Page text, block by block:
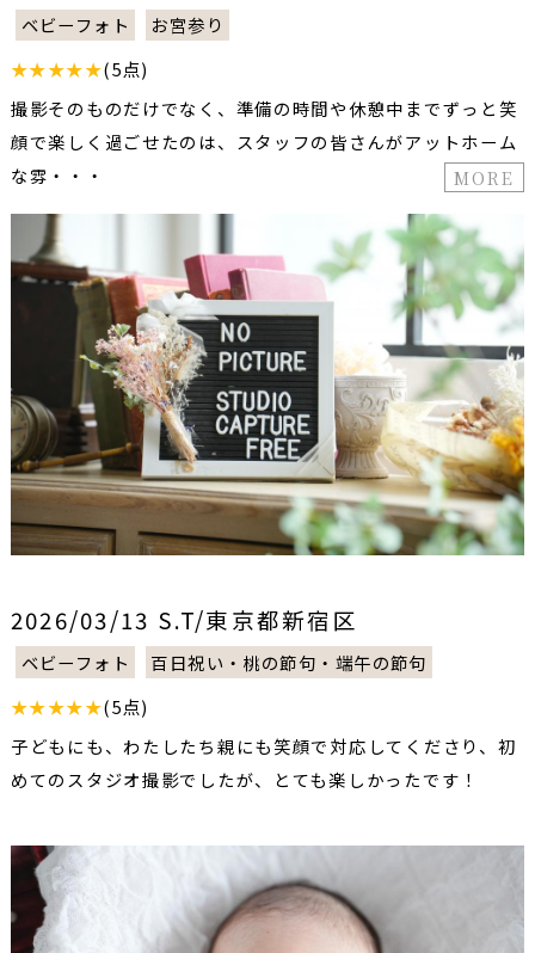
ベビーフォト
お宮参り
★★★★★(5点)
撮影そのものだけでなく、準備の時間や休憩中までずっと笑
顔で楽しく過ごせたのは、スタッフの皆さんがアットホーム
な雰・・・
MORE
2026/03/13 S.T/東京都新宿区
ベビーフォト
百日祝い・桃の節句・端午の節句
★★★★★(5点)
子どもにも、わたしたち親にも笑顔で対応してくださり、初
めてのスタジオ撮影でしたが、とても楽しかったです！